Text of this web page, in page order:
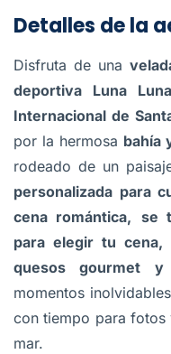
Detalles de la
Disfruta de una
deportiva Luna Luna
Internacional de
por la hermosa bahía
rodeado de un
personalizada para
cena romántica, se
para elegir tu cena,
quesos gourmet
momentos
con tiempo para fotos
mar.